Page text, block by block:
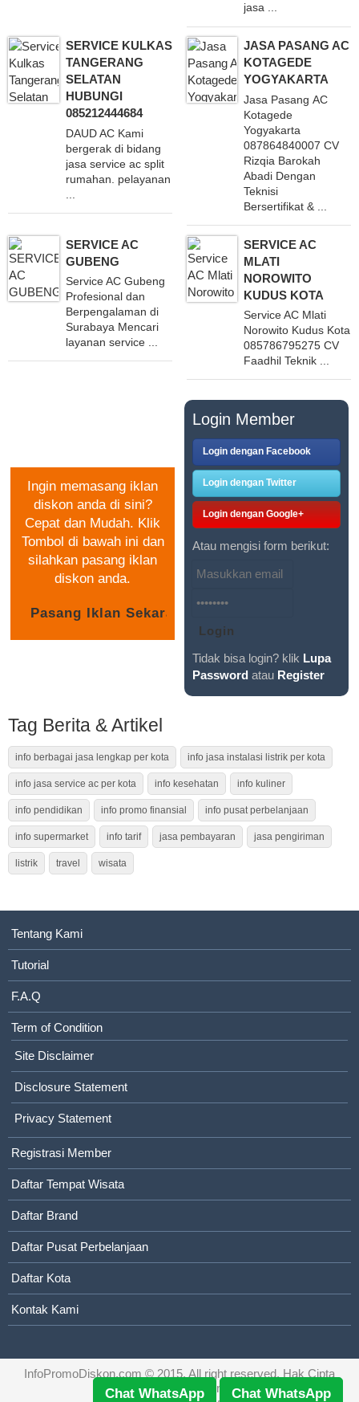
Chat WhatsApp Chat WhatsApp
jasa ...
SERVICE KULKAS
TANGERANG
SELATAN
HUBUNGI
085212444684
DAUD AC Kami
bergerak di bidang
jasa service ac split
rumahan. pelayanan
JASA PASANG AC
KOTAGEDE
YOGYAKARTA
Jasa Pasang AC
Kotagede
Yogyakarta
087864840007 CV
Rizqia Barokah
Abadi Dengan
Teknisi
Bersertifikat & ...
SERVICE AC
GUBENG
Service AC Gubeng
Profesional dan
Berpengalaman di
Surabaya Mencari
layanan service ...
SERVICE AC
MLATI
NOROWITO
KUDUS KOTA
Service AC Mlati
Norowito Kudus Kota
085786795275 CV
Faadhil Teknik ...
Ingin memasang iklan
diskon anda di sini?
Cepat dan Mudah. Klik
Tombol di bawah ini dan
silahkan pasang iklan
diskon anda.
Login Member
Login dengan Facebook
Login dengan Twitter
Login dengan Google+
Atau mengisi form berikut:
Tidak bisa login? klik Lupa
Password atau Register
Tag Berita & Artikel
info berbagai jasa lengkap per kota info jasa instalasi listrik per kota
info jasa service ac per kota info kesehatan info kuliner
info pendidikan info promo finansial info pusat perbelanjaan
info supermarket info tarif jasa pembayaran jasa pengiriman
listrik travel wisata
Tentang Kami
Tutorial
F.A.Q
Term of Condition
Site Disclaimer
Disclosure Statement
Privacy Statement
Registrasi Member
Daftar Tempat Wisata
Daftar Brand
Daftar Pusat Perbelanjaan
Daftar Kota
Kontak Kami
InfoPromoDiskon.com © 2015. All right reserved. Hak Cipta
dilindungi Undang-Undang